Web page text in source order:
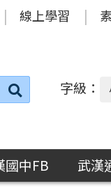
線上學習
搜
字級：
國中FB 武漢